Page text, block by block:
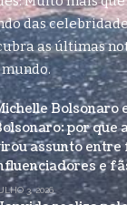
das
as últimas
Bolsonaro
por que
assunto entre
e
3, 2026